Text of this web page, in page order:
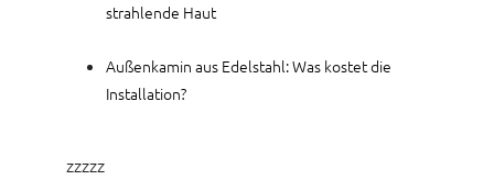
strahlende Haut
Außenkamin aus Edelstahl: Was kostet die
Installation?
zzzzz